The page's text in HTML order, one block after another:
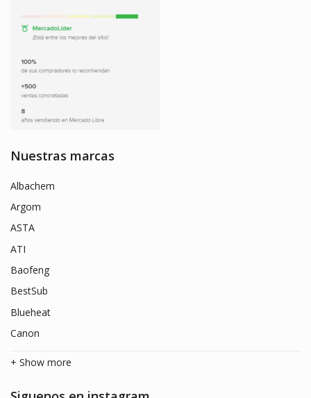
Nuestras marcas
Albachem
Argom
ASTA
ATI
Baofeng
BestSub
Blueheat
Canon
+ Show more